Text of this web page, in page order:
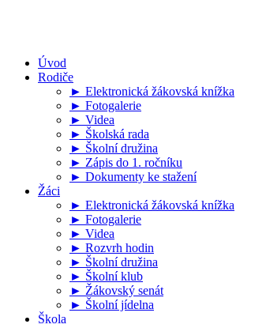
Úvod
Rodiče
► Elektronická žákovská knížka
► Fotogalerie
► Videa
► Školská rada
► Školní družina
► Zápis do 1. ročníku
► Dokumenty ke stažení
Žáci
► Elektronická žákovská knížka
► Fotogalerie
► Videa
► Rozvrh hodin
► Školní družina
► Školní klub
► Žákovský senát
► Školní jídelna
Škola